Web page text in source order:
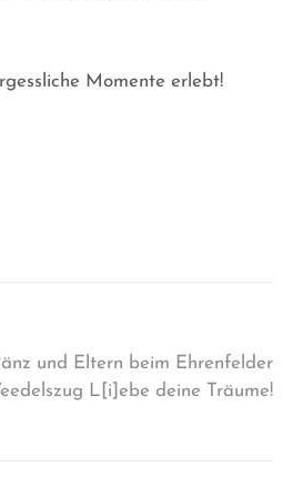
Momente erlebt!
und Eltern beim Ehrenfelder
L[i]ebe deine Träume!